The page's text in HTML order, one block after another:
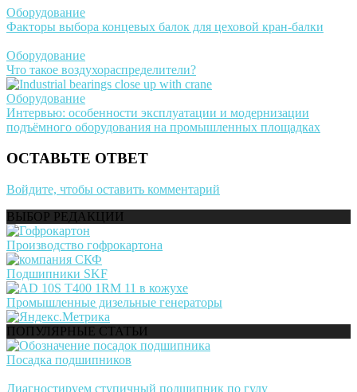
Оборудование
Факторы выбора концевых балок для цеховой кран-балки
Оборудование
Что такое воздухораспределители?
Оборудование
Интервью: особенности эксплуатации и модернизации
подъёмного оборудования на промышленных площадках
ОСТАВЬТЕ ОТВЕТ
Войдите, чтобы оставить комментарий
ВЫБОР РЕДАКЦИИ
Производство гофрокартона
Подшипники SKF
Промышленные дизельные генераторы
ПОПУЛЯРНЫЕ СТАТЬИ
Посадка подшипников
Диагностируем ступичный подшипник по гулу